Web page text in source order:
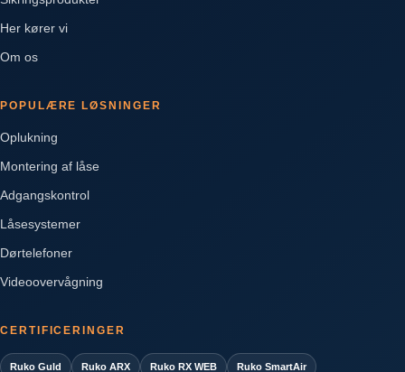
Her kører vi
Om os
POPULÆRE LØSNINGER
Oplukning
Montering af låse
Adgangskontrol
Låsesystemer
Dørtelefoner
Videoovervågning
CERTIFICERINGER
Ruko Guld Ruko ARX Ruko RX WEB Ruko SmartAir